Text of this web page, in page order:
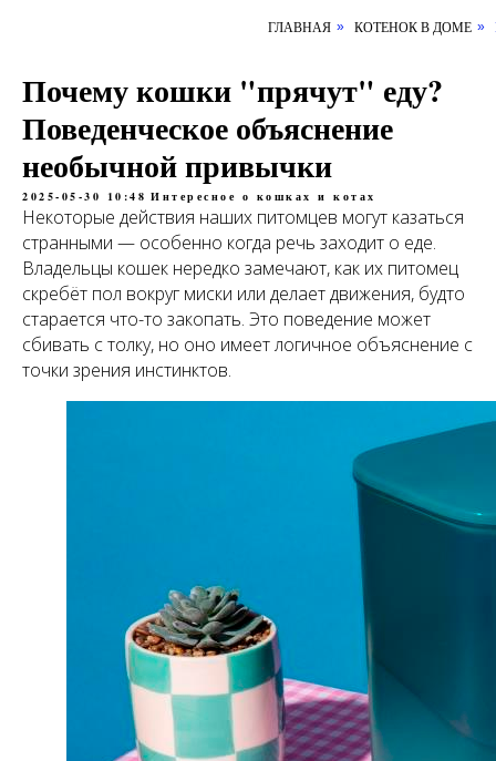
ГЛАВНАЯ » КОТЕНОК В ДОМЕ »
Почему кошки "прячут" еду?
Поведенческое объяснение
необычной привычки
2025-05-30 10:48 Интересное о кошках и котах
Некоторые действия наших питомцев могут казаться
странными — особенно когда речь заходит о еде.
Владельцы кошек нередко замечают, как их питомец
скребёт пол вокруг миски или делает движения, будто
старается что-то закопать. Это поведение может
сбивать с толку, но оно имеет логичное объяснение с
точки зрения инстинктов.